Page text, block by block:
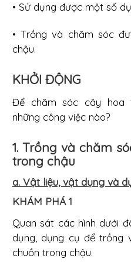
• Sử dụng được một số
• Trồng và chăm sóc
chậu.
KHỞI ĐỘNG
Để chăm sóc cây hoa
những công việc nào?
1. Trồng và chăm
trong chậu
a. Vật liệu, vật dụng và
KHÁM PHÁ 1
Quan sát các hình dưới
dụng, dụng cụ để trồng
chuồn trong chậu.